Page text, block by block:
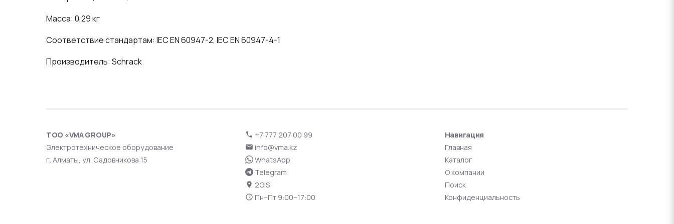
Масса: 0,29 кг
Соответствие стандартам: IEC EN 60947-2, IEC EN 60947-4-1
Производитель: Schrack
ТОО «VMA GROUP»
Электротехническое оборудование
г. Алматы, ул. Садовникова 15
+7 777 207 00 99
info@vma.kz
WhatsApp
Telegram
2GIS
Пн–Пт 9:00–17:00
Навигация
Главная
Каталог
О компании
Поиск
Конфиденциальность